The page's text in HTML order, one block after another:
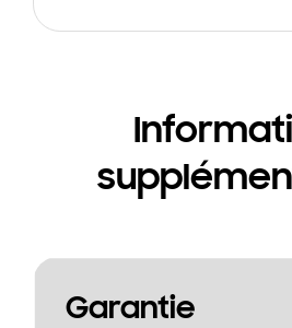
Garantie